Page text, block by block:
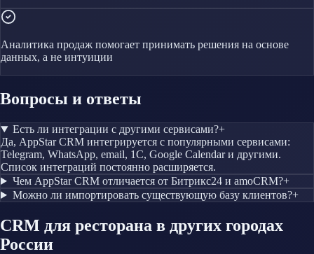
Аналитика продаж помогает принимать решения на основе
данных, а не интуиции
Вопросы и ответы
Есть ли интеграции с другими сервисами?+
Да, AppStar CRM интегрируется с популярными сервисами:
Telegram, WhatsApp, email, 1С, Google Calendar и другими.
Список интеграций постоянно расширяется.
Чем AppStar CRM отличается от Битрикс24 и amoCRM?+
Можно ли импортировать существующую базу клиентов?+
CRM для ресторана в других городах
России